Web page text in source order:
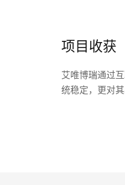
项目收获
艾唯博瑞通过
统稳定，更对